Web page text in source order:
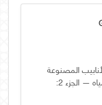
المصنوعة
من الحديد اللدن لتطبيقات المياه — الجزء 2: